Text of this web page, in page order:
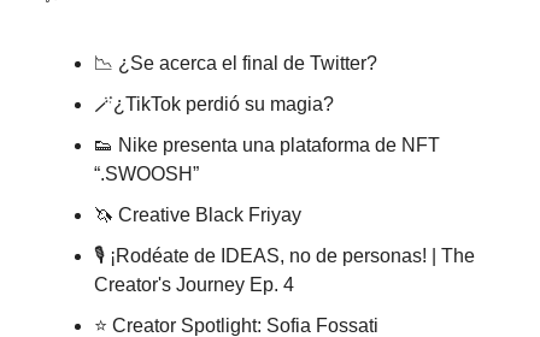
📉 ¿Se acerca el final de Twitter?
🪄¿TikTok perdió su magia?
👟 Nike presenta una plataforma de NFT
“.SWOOSH”
🦄 Creative Black Friyay
🎙️ ¡Rodéate de IDEAS, no de personas! | The
Creator's Journey Ep. 4
⭐ Creator Spotlight: Sofia Fossati